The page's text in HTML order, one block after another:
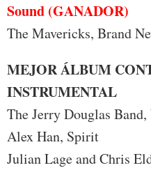
Sound (GANADOR)
The Mavericks, Brand
MEJOR ÁLBUM
INSTRUMENTAL
The Jerry Douglas
Alex Han, Spirit
Julian Lage and Chris